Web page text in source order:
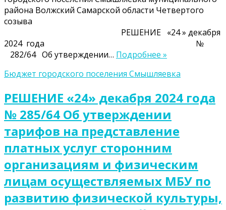
района Волжский Самарской области Четвертого
созыва
РЕШЕНИЕ «24 » декабря
2024 года №
282/64 Об утверждении… Подробнее »
Бюджет городского поселения Смышляевка
РЕШЕНИЕ «24» декабря 2024 года
№ 285/64 Об утверждении
тарифов на представление
платных услуг сторонним
организациям и физическим
лицам осуществляемых МБУ по
развитию физической культуры,